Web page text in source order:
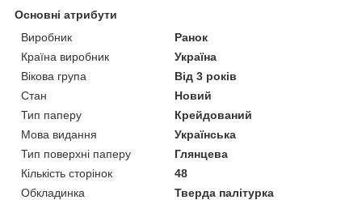
Основні атрибути
Виробник
Ранок
Країна виробник
Україна
Вікова група
Від 3 років
Стан
Новий
Тип паперу
Крейдований
Мова видання
Українська
Тип поверхні паперу
Глянцева
Кількість сторінок
48
Обкладинка
Тверда палітурка